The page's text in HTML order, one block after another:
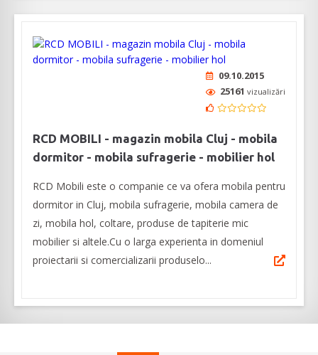
09.10.2015
25161 vizualizări
RCD MOBILI - magazin mobila Cluj - mobila
dormitor - mobila sufragerie - mobilier hol
RCD Mobili este o companie ce va ofera mobila pentru
dormitor in Cluj, mobila sufragerie, mobila camera de
zi, mobila hol, coltare, produse de tapiterie mic
mobilier si altele.Cu o larga experienta in domeniul
proiectarii si comercializarii produselo...